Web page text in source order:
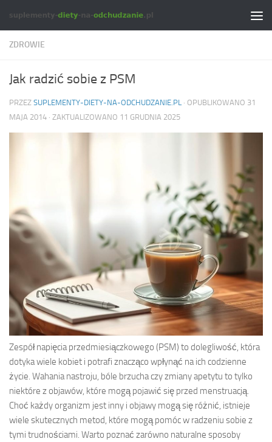
Skip to content
ZDROWIE
Jak radzić sobie z PSM
PRZEZ SUPLEMENTY-DIETY-NA-ODCHUDZANIE.PL · OPUBLIKOWANO 31
MAJA 2014 · ZAKTUALIZOWANO 11 GRUDNIA 2025
Zespół napięcia przedmiesiączkowego (PSM) to dolegliwość, która
dotyka wiele kobiet i potrafi znacząco wpłynąć na ich codzienne
życie. Wahania nastroju, bóle brzucha czy zmiany apetytu to tylko
niektóre z objawów, które mogą pojawić się przed menstruacją.
Choć każdy organizm jest inny i objawy mogą się różnić, istnieje
wiele skutecznych metod, które mogą pomóc w radzeniu sobie z
tymi trudnościami. Warto poznać zarówno naturalne sposoby